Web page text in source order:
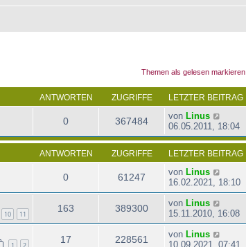
Themen als gelesen markieren
ANTWORTEN ZUGRIFFE LETZTER BEITRAG
0 367484 von Linus
06.05.2011, 18:04
ANTWORTEN ZUGRIFFE LETZTER BEITRAG
0 61247 von Linus
16.02.2021, 18:10
10 11
163 389300 von Linus
15.11.2010, 16:08
17 228561 von Linus
10.09.2021, 07:41